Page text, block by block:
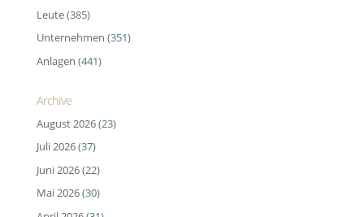
Leute(385)
Unternehmen (351)
Anlagen (441)
Archive
August 2026(23)
Juli 2026(37)
Juni 2026(22)
Mai 2026(30)